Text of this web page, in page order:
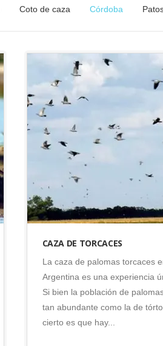
Coto de caza Córdoba
Argentina• Caza•
CAZA DE TORCACES
La caza de palomas torcaces
Argentina es una experiencia
Si bien la población de
tan abundante como la de
cierto es que hay...